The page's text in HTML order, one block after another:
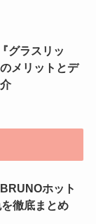
グラスリッ
メリットとデ
ホット
徹底まとめ